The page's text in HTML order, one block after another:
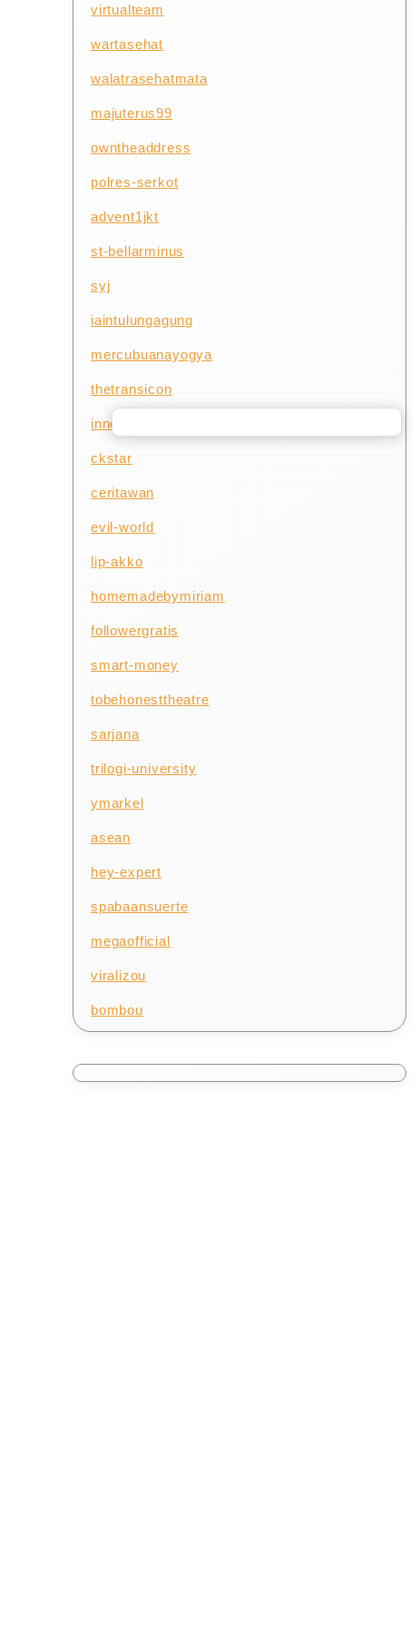
virtualteam
wartasehat
walatrasehatmata
majuterus99
owntheaddress
polres-serkot
advent1jkt
st-bellarminus
syj
iaintulungagung
mercubuanayogya
thetransicon
innoventure
ckstar
ceritawan
evil-world
lip-akko
homemadebymiriam
followergratis
smart-money
tobehonesttheatre
sarjana
trilogi-university
ymarkel
asean
hey-expert
spabaansuerte
megaofficial
viralizou
bombou